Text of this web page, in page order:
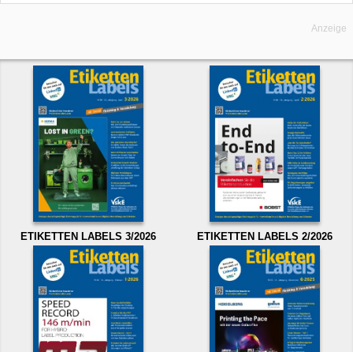
Anzeige
ETIKETTEN LABELS 3/2026 ETIKETTEN LABELS 2/2026